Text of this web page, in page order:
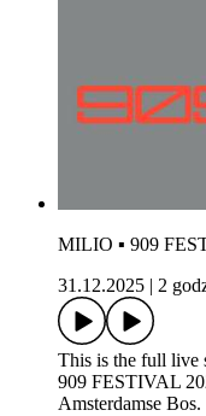
MILIO ▪ 909
31.12.2025
2
This is the full live
909 FESTIVAL
Amsterdamse Bos.